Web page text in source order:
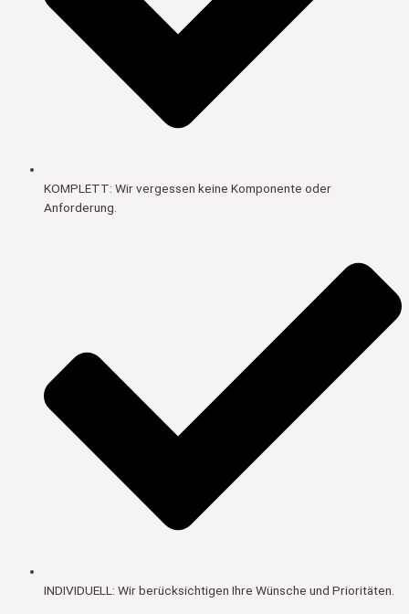
KOMPLETT: Wir vergessen keine Komponente oder
Anforderung.
INDIVIDUELL: Wir berücksichtigen Ihre Wünsche und Prioritäten.